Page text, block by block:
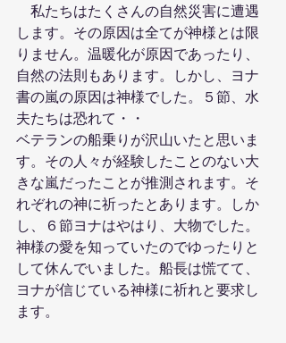
私たちはたくさんの自然災害に遭遇
します。その原因は全てが神様とは限
りません。温暖化が原因であったり、
自然の法則もあります。しかし、ヨナ
書の嵐の原因は神様でした。５節、水
夫たちは恐れて・・
ベテランの船乗りが沢山いたと思いま
す。その人々が経験したことのない大
きな嵐だったことが推測されます。そ
れぞれの神に祈ったとあります。しか
し、６節ヨナはやはり、大物でした。
神様の愛を知っていたのでゆったりと
して休んでいました。船長は慌てて、
ヨナが信じている神様に祈れと要求し
ます。